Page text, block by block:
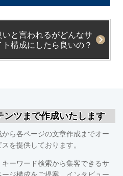
いと言われるがどんなサ
ト構成にしたら良いの？
ンツまで作成いたします
ら各ページの文章作成までオー
を提供しております。
ーワード検索から集客できるサ